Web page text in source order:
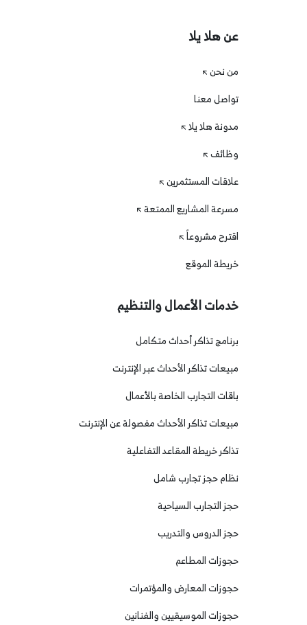
عن هلا يلا
من نحن
تواصل معنا
مدونة هلا يلا
وظائف
علاقات المستثمرين
مسرعة المشاريع الممتعة
اقترح مشروعاً
خريطة الموقع
خدمات الأعمال والتنظيم
برنامج تذاكر أحداث متكامل
مبيعات تذاكر الأحداث عبر الإنترنت
باقات التجارب الخاصة بالأعمال
مبيعات تذاكر الأحداث مفصولة عن الإنترنت
تذاكر خريطة المقاعد التفاعلية
نظام حجز تجارب شامل
حجز التجارب السياحية
حجز الدروس والتدريب
حجوزات المطاعم
حجوزات المعارض والمؤتمرات
حجوزات الموسيقيين والفنانين